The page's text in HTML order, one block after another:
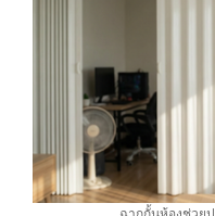
ฉากกั้นห้องช่วย